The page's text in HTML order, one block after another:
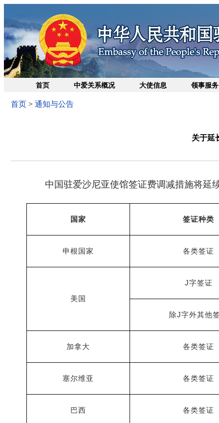
首页 中爱关系概况 大使信息 领事服务
首页 > 通知与公告
关于延
中国驻爱沙尼亚使馆签证费调减措施将延
国家 签证种类
申根国家 各类签证
美国
J字签证
除J字外其他
加拿大 各类签证
塞尔维亚 各类签证
巴西 各类签证